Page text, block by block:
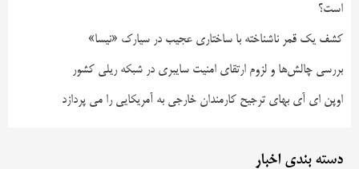
است؟
کشف یک قمر ناشناخته با ساختاری عجیب در سیارک «نیسا»
بررسی چالش‌ها و لزوم ارتقای امنیت سایبری در شبکه ریلی کشور
اوپن ای آی بهای ترجیح کارمندان خارجی به آمریکایی را می پردازد
دسته بندی اخبار